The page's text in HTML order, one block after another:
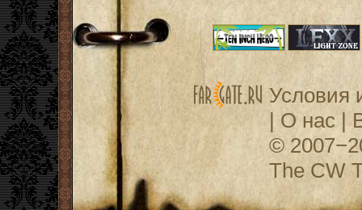
Условия
| О нас|
©
The CW